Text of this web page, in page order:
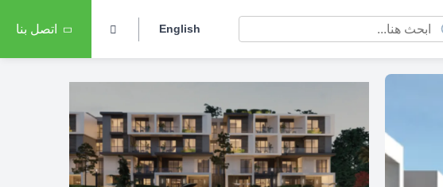
English اتصل بنا